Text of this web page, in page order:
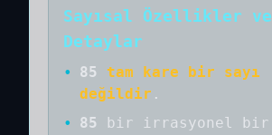
Sayısal Özellikler ve
Detaylar
• 85
tam kare bir sayı
değildir .
•
85 bir
irrasyonel bir